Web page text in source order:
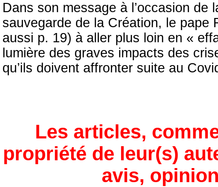
Dans son message à l’occasion de
sauvegarde de la Création, le pape
aussi p. 19) à aller plus loin en «
lumière des graves impacts des
qu’ils doivent affronter suite au
Les articles,
propriété de leur(s)
avis,